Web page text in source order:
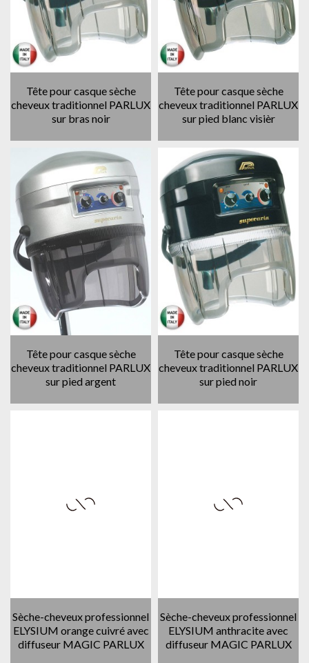
Tête pour casque sèche
cheveux traditionnel PARLUX
sur bras noir
Tête pour casque sèche
cheveux traditionnel PARLUX
sur pied blanc visièr
Tête pour casque sèche
cheveux traditionnel PARLUX
sur pied argent
Tête pour casque sèche
cheveux traditionnel PARLUX
sur pied noir
Sèche-cheveux professionnel
ELYSIUM orange cuivré avec
diffuseur MAGIC PARLUX
Sèche-cheveux professionnel
ELYSIUM anthracite avec
diffuseur MAGIC PARLUX